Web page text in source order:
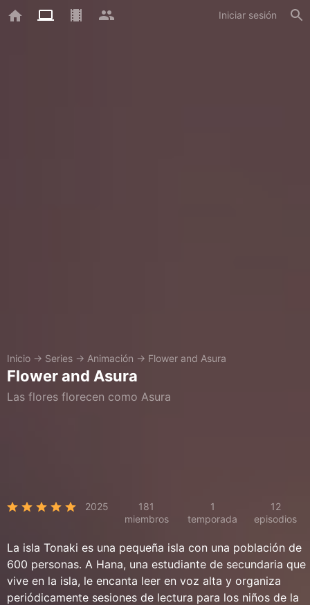
Iniciar sesión
Inicio → Series → Animación → Flower and Asura
Flower and Asura
Las flores florecen como Asura
2025
181
miembros
1
temporada
12
episodios
La isla Tonaki es una pequeña isla con una población de
600 personas. A Hana, una estudiante de secundaria que
vive en la isla, le encanta leer en voz alta y organiza
periódicamente sesiones de lectura para los niños de la